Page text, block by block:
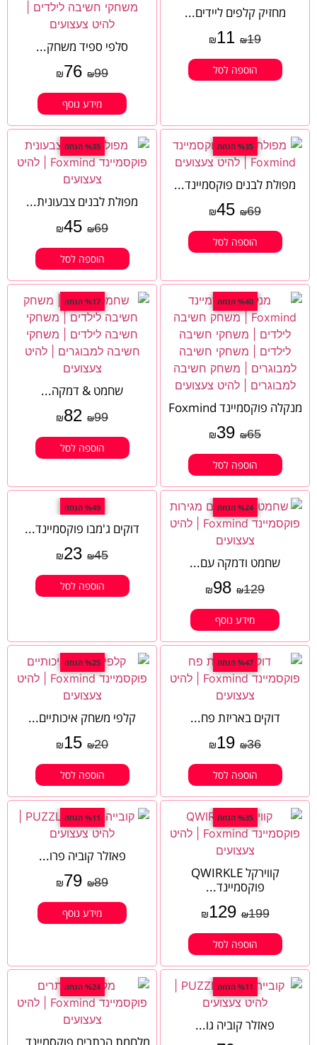
מחזיק קלפים ליידים...
₪19
₪11
הוספה לסל
סלפי ספיד משחק...
₪99
₪76
מידע נוסף
%35 הנחה
מפולת לבנים פוקסמיינד...
₪69
₪45
הוספה לסל
%35 הנחה
מפולת לבנים צבעונית...
₪69
₪45
הוספה לסל
%40 הנחה
מנקלה פוקסמיינד Foxmind
₪65
₪39
הוספה לסל
%17 הנחה
שחמט & דמקה...
₪99
₪82
הוספה לסל
%24 הנחה
שחמט ודמקה עם...
₪129
₪98
מידע נוסף
%49 הנחה
דוקים ג'מבו פוקסמיינד...
₪45
₪23
הוספה לסל
%47 הנחה
דוקים באריזת פח...
₪36
₪19
הוספה לסל
%25 הנחה
קלפי משחק איכותיים...
₪20
₪15
הוספה לסל
%35 הנחה
קווירקל QWIRKLE
פוקסמיינד...
₪199
₪129
הוספה לסל
%11 הנחה
פאזלר קוביה פרו...
₪89
₪79
מידע נוסף
%11 הנחה
פאזלר קוביה גו...
%24 הנחה